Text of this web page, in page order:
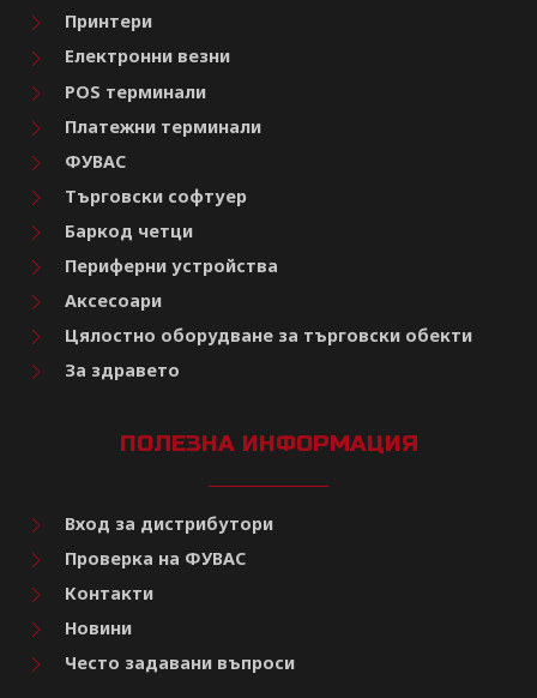
Принтери
Електронни везни
POS терминали
Платежни терминали
ФУВАС
Търговски софтуер
Баркод четци
Периферни устройства
Аксесоари
Цялостно оборудване за търговски обекти
За здравето
ПОЛЕЗНА ИНФОРМАЦИЯ
Вход за дистрибутори
Проверка на ФУВАС
Контакти
Новини
Често задавани въпроси